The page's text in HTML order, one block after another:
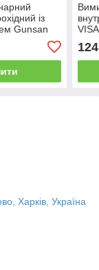
із
Gunsan
Харків, Україна